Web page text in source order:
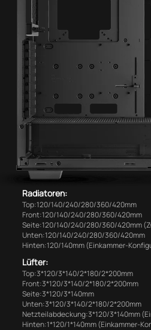
Radiatoren:
Top:120/140/240/280/360/420mm
Front:120/140/240/280/360/420mm
Seite:120/140/240/280/360/420mm
Unten:120/140/240/280/360/420mm
Hinten:120/140mm (Einkammer-
Lüfter:
Top:3*120/3*140/2*180/2*200mm
Front:3*120/3*140/2*180/2*200mm
Seite:3*120/3*140mm
Unten:3*120/3*140/2*180/2*200mm
Netzteilabdeckung:3*120/3*140mm
Hinten:1*120/1*140mm (Einkammer-